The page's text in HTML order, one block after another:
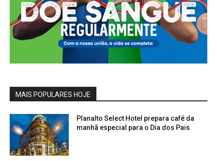
MAIS POPULARES HOJE
Planalto Select Hotel prepara café da
manhã especial para o Dia dos Pais